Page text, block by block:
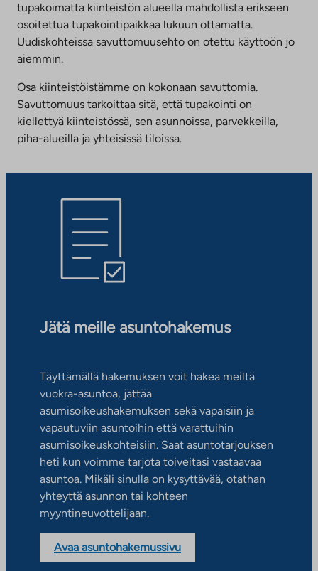
tupakoimatta kiinteistön alueella mahdollista erikseen
osoitettua tupakointipaikkaa lukuun ottamatta.
Uudiskohteissa savuttomuusehto on otettu käyttöön jo
aiemmin.
Osa kiinteistöistämme on kokonaan savuttomia.
Savuttomuus tarkoittaa sitä, että tupakointi on
kiellettyä kiinteistössä, sen asunnoissa, parvekkeilla,
piha-alueilla ja yhteisissä tiloissa.
Jätä meille asuntohakemus
Täyttämällä hakemuksen voit hakea meiltä
vuokra-asuntoa, jättää
asumisoikeushakemuksen sekä vapaisiin ja
vapautuviin asuntoihin että varattuihin
asumisoikeuskohteisiin. Saat asuntotarjouksen
heti kun voimme tarjota toiveitasi vastaavaa
asuntoa. Mikäli sinulla on kysyttävää, otathan
yhteyttä asunnon tai kohteen
myyntineuvottelijaan.
Avaa asuntohakemussivu